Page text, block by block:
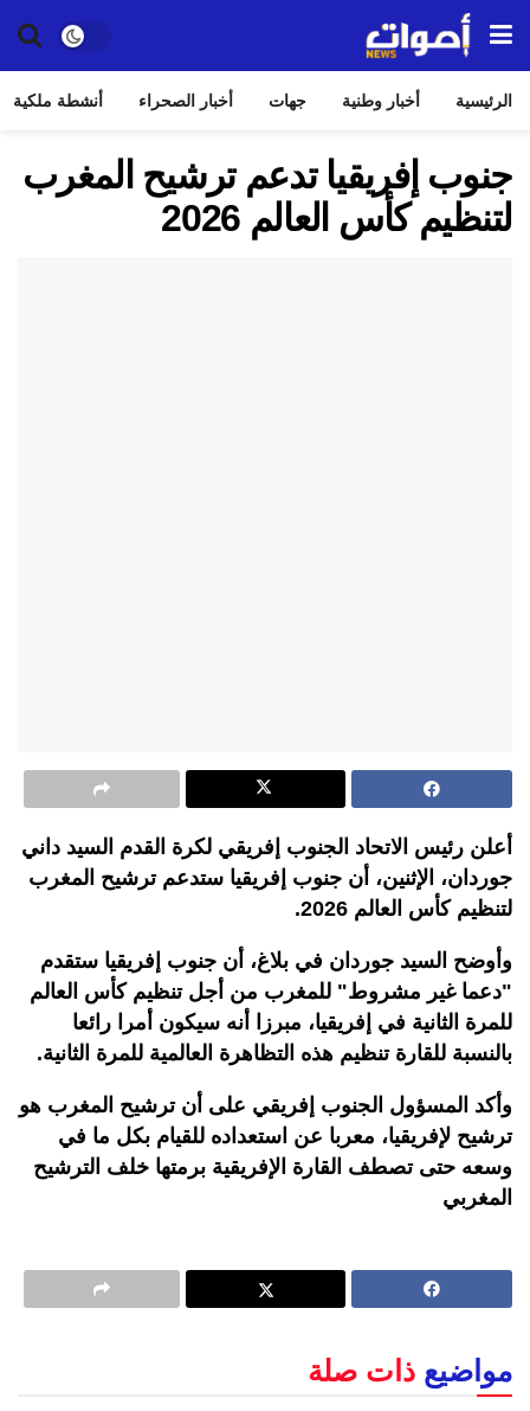
الرئيسية أخبار وطنية جهات أخبار الصحراء أنشطة ملكية
جنوب إفريقيا تدعم ترشيح المغرب
لتنظيم كأس العالم 2026
أعلن رئيس الاتحاد الجنوب إفريقي لكرة القدم السيد داني
جوردان، الإثنين، أن جنوب إفريقيا ستدعم ترشيح المغرب
لتنظيم كأس العالم 2026.
وأوضح السيد جوردان في بلاغ، أن جنوب إفريقيا ستقدم
"دعما غير مشروط" للمغرب من أجل تنظيم كأس العالم
للمرة الثانية في إفريقيا، مبرزا أنه سيكون أمرا رائعا
بالنسبة للقارة تنظيم هذه التظاهرة العالمية للمرة الثانية.
وأكد المسؤول الجنوب إفريقي على أن ترشيح المغرب هو
ترشيح لإفريقيا، معربا عن استعداده للقيام بكل ما في
وسعه حتى تصطف القارة الإفريقية برمتها خلف الترشيح
المغربي
مواضيع ذات صلة